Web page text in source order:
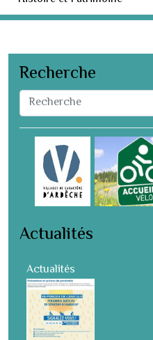
Recherche
Actualités
Actualités